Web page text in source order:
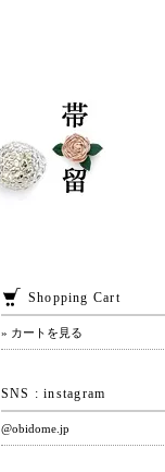
Shopping Cart
» カートを見る
SNS : instagram
@obidome.jp